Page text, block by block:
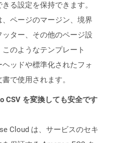
る設定を保持できます。
、ページのマージン、境界
ター、その他のページ設
のようなテンプレート
ッドや標準化されたフォ
で使用されます。
CSV を変換しても安全です
Cloud は、サービスのセキ